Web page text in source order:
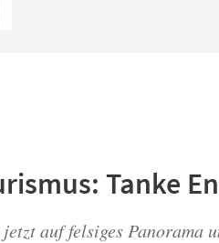
Tanke
auf felsiges Panorama